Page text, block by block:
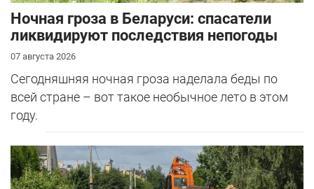
Ночная гроза в Беларуси: спасатели
ликвидируют последствия непогоды
07 августа 2026
Сегодняшняя ночная гроза наделала беды по
всей стране – вот такое необычное лето в этом
году.